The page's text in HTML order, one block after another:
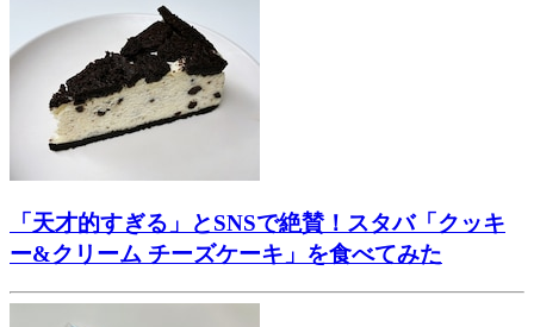
「天才的すぎる」とSNSで絶賛！スタバ「クッキ
ー&クリーム チーズケーキ」を食べてみた